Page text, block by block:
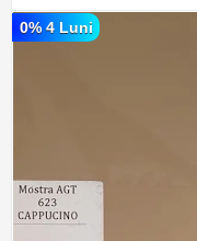
0% 4 Luni